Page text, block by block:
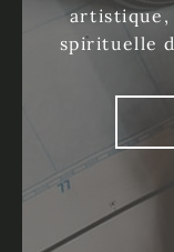
spirituelle